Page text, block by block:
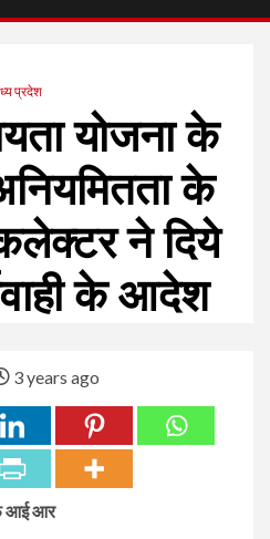
प्रदेश
योजना के
के
ने दिये
के आदेश
3 years ago
आई आर